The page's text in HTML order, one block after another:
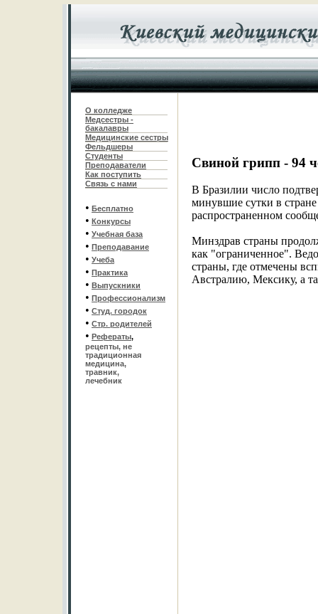
О колледже
Медсестры -
бакалавры
Медицинские сестры
Фельдшеры
Студенты
Преподаватели
Как поступить
Связь с нами
• Бесплатно
• Конкурсы
• Учебная база
• Преподавание
• Учеба
• Практика
• Выпускники
• Профессионализм
• Студ. городок
• Стр. родителей
• Рефераты,
рецепты, не
традиционная
медицина,
травник,
лечебник
Свиной грипп - 94
В Бразилии число
минувшие сутки в
распространенном
Минздрав страны
как "ограниченное".
страны, где отмечены
Австралию, Мексику, а